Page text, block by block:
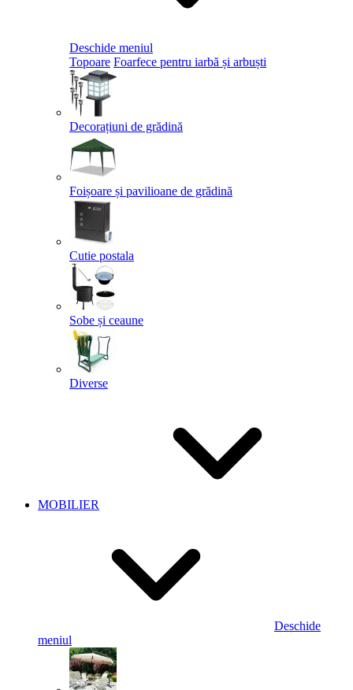
Deschide meniul
Topoare Foarfece pentru iarbă și arbuști
Decorațiuni de grădină
Foișoare și pavilioane de grădină
Cutie postala
Sobe și ceaune
Diverse
MOBILIER
Deschide
meniul